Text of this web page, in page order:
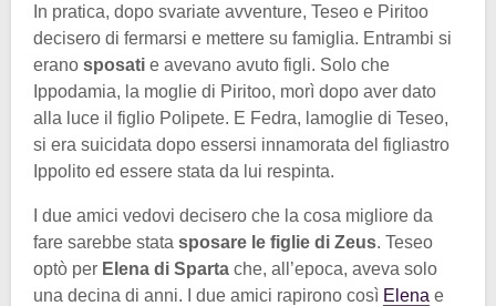
In pratica, dopo svariate avventure, Teseo e Piritoo
decisero di fermarsi e mettere su famiglia. Entrambi si
erano sposati e avevano avuto figli. Solo che
Ippodamia, la moglie di Piritoo, morì dopo aver dato
alla luce il figlio Polipete. E Fedra, lamoglie di Teseo,
si era suicidata dopo essersi innamorata del figliastro
Ippolito ed essere stata da lui respinta.
I due amici vedovi decisero che la cosa migliore da
fare sarebbe stata sposare le figlie di Zeus. Teseo
optò per Elena di Sparta che, all’epoca, aveva solo
una decina di anni. I due amici rapirono così Elena e